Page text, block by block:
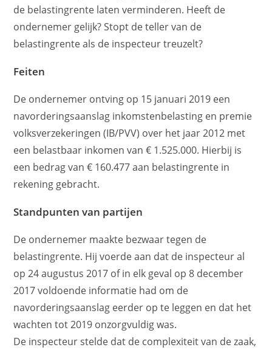
de belastingrente laten verminderen. Heeft de
ondernemer gelijk? Stopt de teller van de
belastingrente als de inspecteur treuzelt?
Feiten
De ondernemer ontving op 15 januari 2019 een
navorderingsaanslag inkomstenbelasting en premie
volksverzekeringen (IB/PVV) over het jaar 2012 met
een belastbaar inkomen van € 1.525.000. Hierbij is
een bedrag van € 160.477 aan belastingrente in
rekening gebracht.
Standpunten van partijen
De ondernemer maakte bezwaar tegen de
belastingrente. Hij voerde aan dat de inspecteur al
op 24 augustus 2017 of in elk geval op 8 december
2017 voldoende informatie had om de
navorderingsaanslag eerder op te leggen en dat het
wachten tot 2019 onzorgvuldig was.
De inspecteur stelde dat de complexiteit van de zaak,